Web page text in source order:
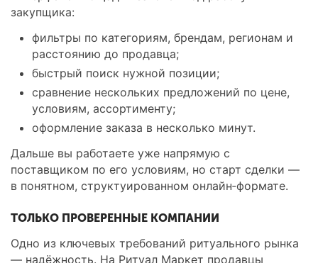
закупщика:
фильтры по категориям, брендам, регионам и
расстоянию до продавца;
быстрый поиск нужной позиции;
сравнение нескольких предложений по цене,
условиям, ассортименту;
оформление заказа в несколько минут.
Дальше вы работаете уже напрямую с
поставщиком по его условиям, но старт сделки —
в понятном, структуированном онлайн‑формате.
ТОЛЬКО ПРОВЕРЕННЫЕ КОМПАНИИ
Одно из ключевых требований ритуального рынка
— надёжность. На Ритуал Маркет продавцы